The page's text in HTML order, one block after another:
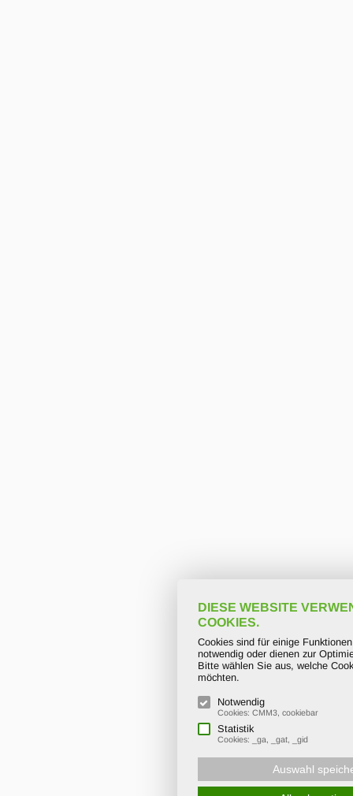
DIESE WEBSITE
COOKIES.
Cookies sind für einige
notwendig oder dienen zur
Bitte wählen Sie aus, welche
möchten.
Notwendig
Cookies: CMM3, cookiebar
Statistik
Cookies: _ga, _gat, _gid
Auswahl